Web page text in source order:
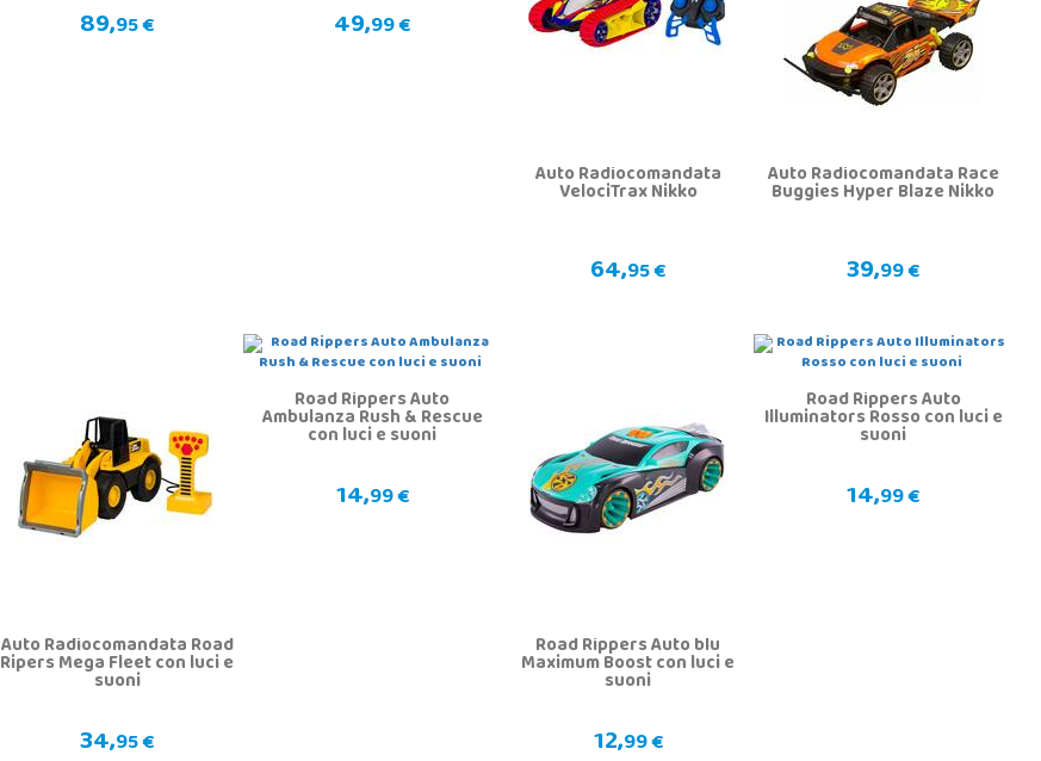
89,95 € 49,99 €
Auto Radiocomandata
VelociTrax Nikko
64,95 €
Auto Radiocomandata Race
Buggies Hyper Blaze Nikko
39,99 €
Auto Radiocomandata Road
Ripers Mega Fleet con luci e
suoni
34,95 €
Road Rippers Auto
Ambulanza Rush & Rescue
con luci e suoni
14,99 €
Road Rippers Auto blu
Maximum Boost con luci e
suoni
12,99 €
Road Rippers Auto
Illuminators Rosso con luci e
suoni
14,99 €